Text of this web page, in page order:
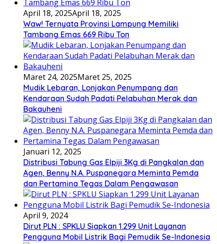
April 18, 2025April 18, 2025
Waw! Ternyata Provinsi Lampung Memiliki
Tambang Emas 669 Ribu Ton
Maret 24, 2025Maret 25, 2025
Mudik Lebaran, Lonjakan Penumpang dan
Kendaraan Sudah Padati Pelabuhan Merak dan
Bakauheni
Januari 12, 2025
Distribusi Tabung Gas Elpiji 3Kg di Pangkalan dan
Agen, Benny N.A. Puspanegara Meminta Pemda
dan Pertamina Tegas Dalam Pengawasan
April 9, 2024
Dirut PLN : SPKLU Siapkan 1.299 Unit Layanan
Pengguna Mobil Listrik Bagi Pemudik Se-Indonesia